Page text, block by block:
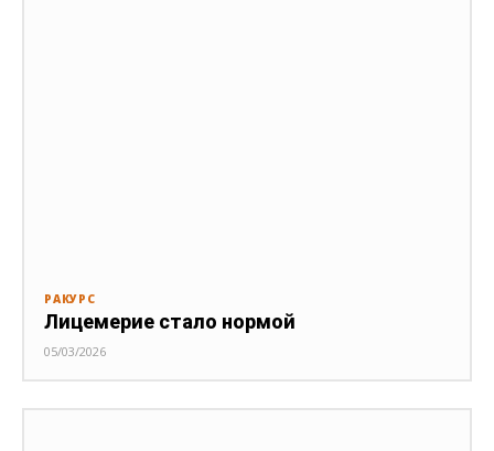
РАКУРС
Лицемерие стало нормой
05/03/2026